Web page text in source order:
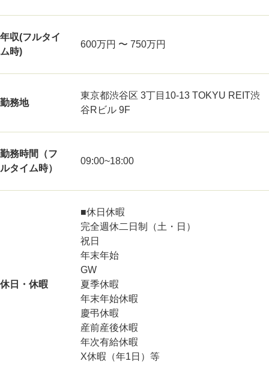
年収(フルタイ
ム時)
600万円 〜 750万円
勤務地
東京都渋谷区 3丁目10-13 TOKYU REIT渋
谷Rビル 9F
勤務時間（フ
ルタイム時）
09:00~18:00
休日・休暇
■休日休暇
完全週休二日制（土・日）
祝日
年末年始
GW
夏季休暇
年末年始休暇
慶弔休暇
産前産後休暇
年次有給休暇
X休暇（年1日）等